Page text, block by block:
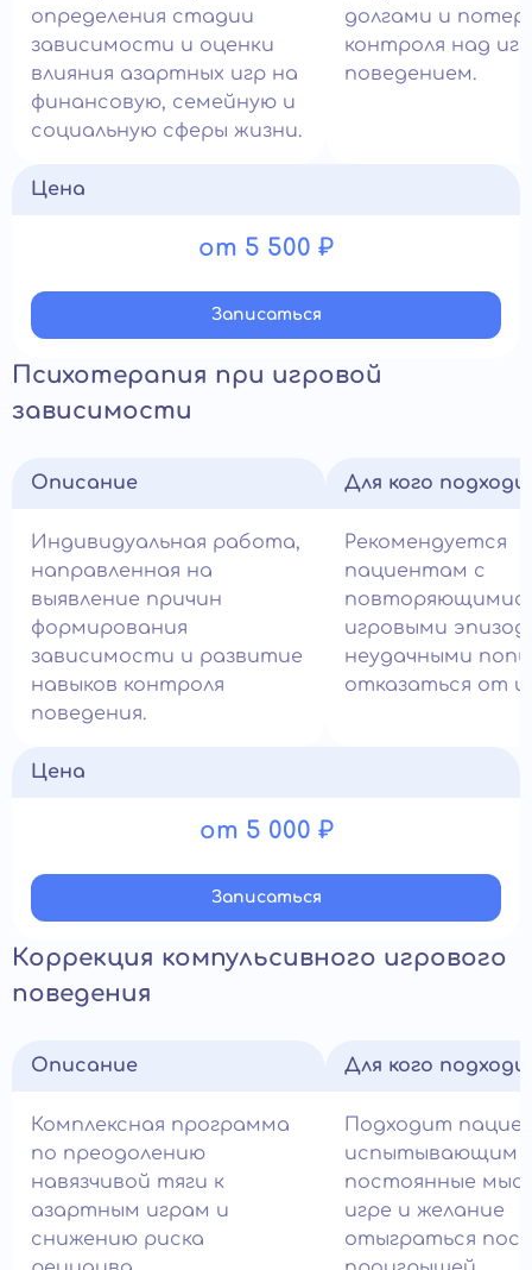
определения стадии
зависимости и оценки
влияния азартных игр на
финансовую, семейную и
социальную сферы жизни.
долгами и
контроля над
поведением.
Цена
от 5 500 ₽
Записатьcя
Психотерапия при игровой
зависимости
Описание
Индивидуальная работа,
направленная на
выявление причин
формирования
зависимости и развитие
навыков контроля
поведения.
Для кого
Рекомендуется
пациентам с
игровыми
неудачными
отказаться от
Цена
от 5 000 ₽
Записатьcя
Коррекция компульсивного игрового
поведения
Описание
Комплексная программа
по преодолению
навязчивой тяги к
азартным играм и
снижению риска
Для кого
Подходит
испытывающим
постоянные
игре и желание
отыграться